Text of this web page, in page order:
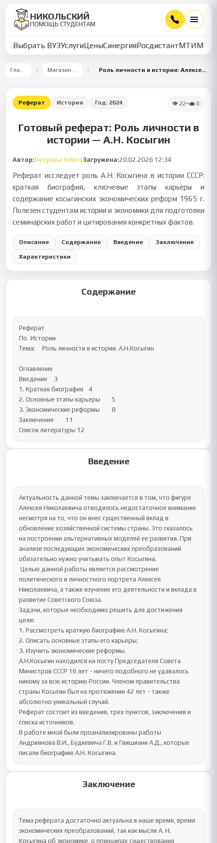
НИКОЛЬСКИЙ
ПОМОЩЬ СТУДЕНТАМ
Выбрать ВУЗУслугиЦеныСинергияРосдистантМТИММУ
Главная Магазин работ Роль личности в истории: Алексей Н. Косыгин
Реферат История Год: 2024 👁 22•💼 0
Готовый реферат: Роль личности в
истории — А.Н. Косыгин
Автор:Петрова ОльгаЗагружена:20.02.2026 12:34
Реферат исследует роль А.Н. Косыгина в истории СССР:
краткая биография, ключевые этапы карьеры и
содержание косыгинских экономических реформ 1965 г.
Полезен студентам истории и экономики для подготовки
семинарских работ и цитирования конкретных фактов.
Описание Содержание Введение Заключение
Характеристики
Содержание
Реферат
По	Истории
Тема:	Роль личности в истории. А.Н.Косыгин
Оглавление
Введение	3
1. Краткая биография	4
2. Основные этапы карьеры	5
3. Экономические реформы	8
Заключение	11
Список литературы	12
Введение
Актуальность данной темы заключается в том, что фигуре
Алексея Николаевича отводилось недостаточное внимание
несмотря на то, что он внес существенный вклад в
обновление хозяйственной системы страны. Это сказалось
на построении альтернативных моделей ее развития. При
анализе последующих экономических преобразований
обязательно нужно учитывать опыт Косыгина.
Целью данной работы является рассмотрение
политического и личностного портрета Алексея
Николаевича, а также изучение его деятельности и вклада в
развитие Советского Союза.
Задачи, которые необходимо решить для достижения
цели:
1. Рассмотреть краткую биографию А.Н. Косыгина;
2. Описать основные этапы его карьеры;
3. Изучить экономические реформы.
А.Н.Косыгин находился на посту Председателя Совета
Министров СССР 16 лет - ничего подобного не удавалось
никому за всю историю России. Членом правительства
страны Косыгин был на протяжении 42 лет - также
абсолютно уникальный случай.
Реферат состоит из введения, трех пунктов, заключения и
списка источников.
В работе мной были проанализированы работы
Андриянова В.И., Будкевича Г.В. и Гвишиани А.Д., которые
писали биографию А.Н. Косыгина.
Заключение
Тема реферата достаточно актуальна в наше время, время
экономических преобразований, так как мысли А. Н.
Косыгина об экономике, о принципах существования